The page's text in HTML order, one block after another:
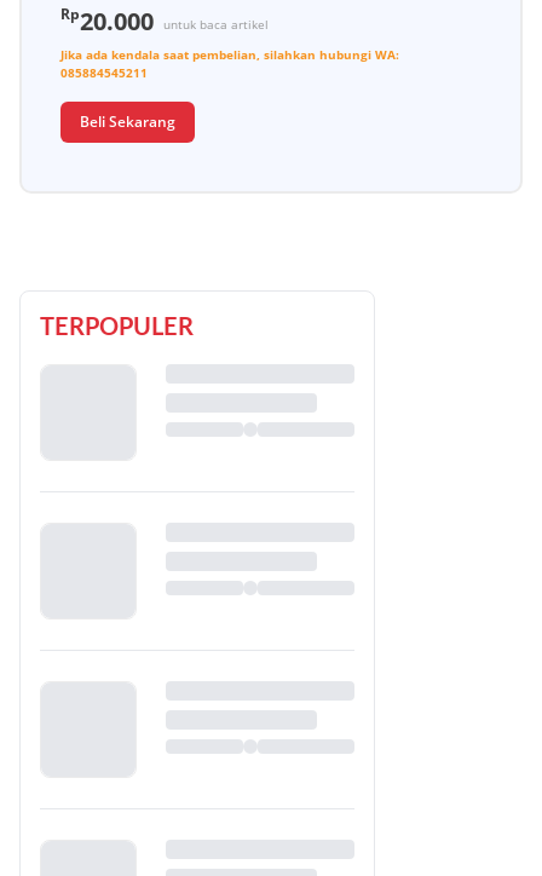
Rp20.000
untuk baca artikel
Jika ada kendala saat pembelian, silahkan hubungi WA:
085884545211
Beli Sekarang
TERPOPULER